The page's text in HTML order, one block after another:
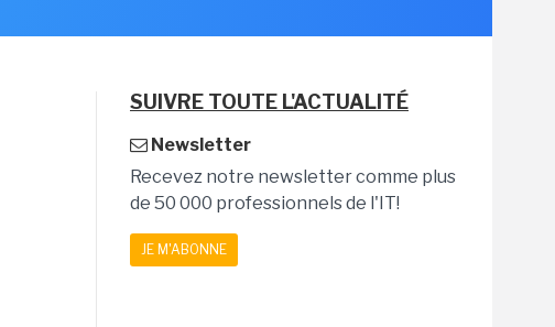
SUIVRE TOUTE L'ACTUALITÉ
Newsletter
Recevez notre newsletter comme plus
de 50 000 professionnels de l'IT!
JE M'ABONNE